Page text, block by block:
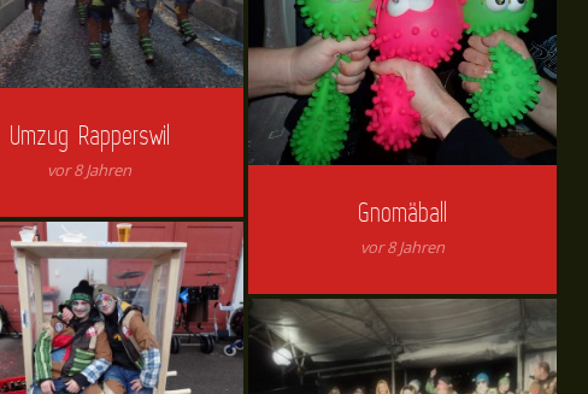
Umzug Rapperswil
vor 8 Jahren
Gnomäball
vor 8 Jahren